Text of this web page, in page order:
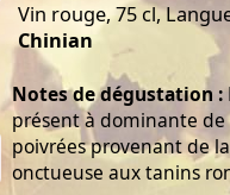
Vin rouge, 75 cl,
Chinian
Notes de dégustation :
présent à dominante
poivrées provenant de
onctueuse aux tanins